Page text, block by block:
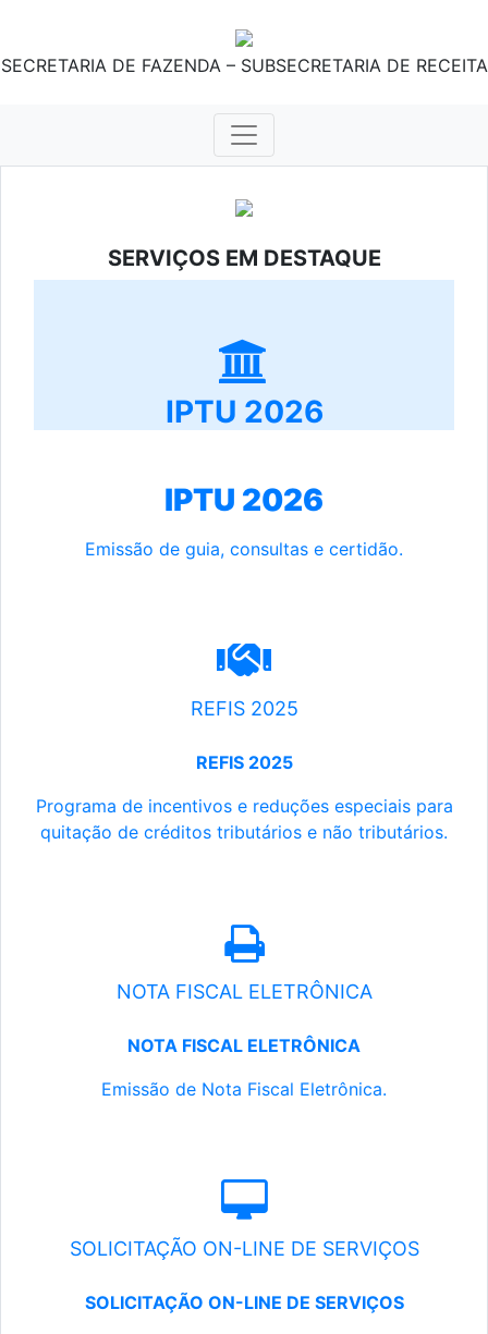
SECRETARIA DE FAZENDA – SUBSECRETARIA DE RECEITA
SERVIÇOS EM DESTAQUE
IPTU 2026
IPTU 2026
Emissão de guia, consultas e certidão.
REFIS 2025
REFIS 2025
Programa de incentivos e reduções especiais para
quitação de créditos tributários e não tributários.
NOTA FISCAL ELETRÔNICA
NOTA FISCAL ELETRÔNICA
Emissão de Nota Fiscal Eletrônica.
SOLICITAÇÃO ON-LINE DE SERVIÇOS
SOLICITAÇÃO ON-LINE DE SERVIÇOS